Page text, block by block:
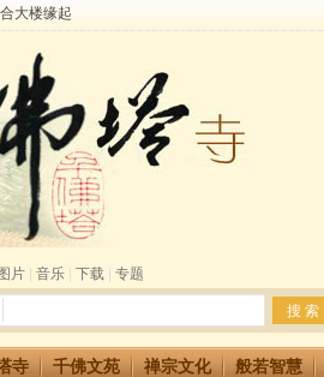
大楼缘起
报名通知
开讲《六祖坛经》
大众的开示
女众部 2016年招生简章
寺弘法
息灾地藏七 冥阳两利普渡群蒙盂兰盆
部2014年招生简章
图片 音乐 下载 专题
寺 千佛文苑 禅宗文化 般若智慧